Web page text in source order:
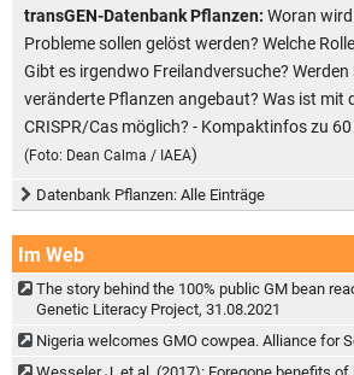
transGEN-Datenbank Pflanzen: Woran
Probleme sollen gelöst werden? Welche
Gibt es irgendwo Freilandversuche?
veränderte Pflanzen angebaut? Was ist mit
CRISPR/Cas möglich? - Kompaktinfos zu
(Foto: Dean Calma / IAEA)
Datenbank Pflanzen: Alle Einträge
Im Web
The story behind the 100% public GM bean
Genetic Literacy Project, 31.08.2021
Nigeria welcomes GMO cowpea. Alliance for